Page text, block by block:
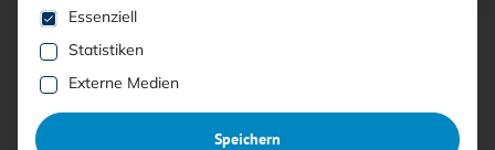
Free
Es folgt eine Liste der Service-Gruppen, für die eine
Essenziell
Statistiken
Externe Medien
Speichern